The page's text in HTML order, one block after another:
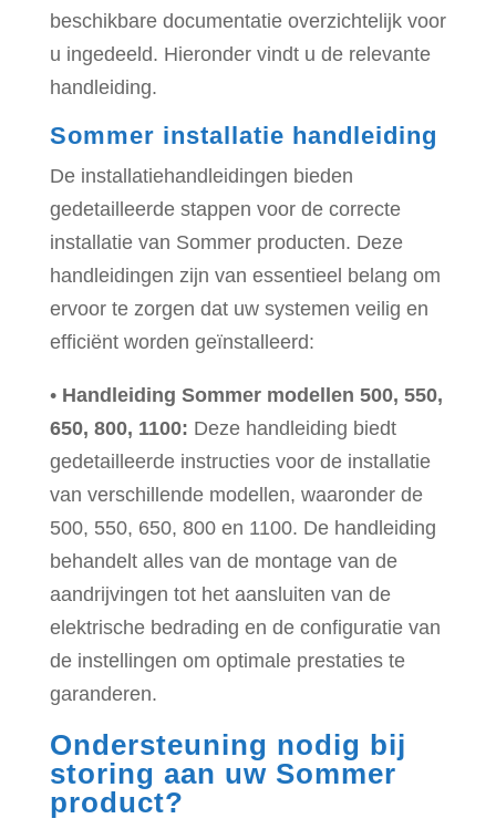
beschikbare documentatie overzichtelijk voor
u ingedeeld. Hieronder vindt u de relevante
handleiding.
Sommer installatie handleiding
De installatiehandleidingen bieden
gedetailleerde stappen voor de correcte
installatie van Sommer producten. Deze
handleidingen zijn van essentieel belang om
ervoor te zorgen dat uw systemen veilig en
efficiënt worden geïnstalleerd:
•Handleiding Sommer modellen 500, 550,
650, 800, 1100: Deze handleiding biedt
gedetailleerde instructies voor de installatie
van verschillende modellen, waaronder de
500, 550, 650, 800 en 1100. De handleiding
behandelt alles van de montage van de
aandrijvingen tot het aansluiten van de
elektrische bedrading en de configuratie van
de instellingen om optimale prestaties te
garanderen.
Ondersteuning nodig bij
storing aan uw Sommer
product?